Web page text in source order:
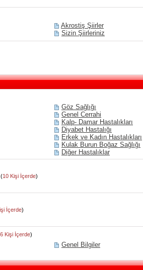
Akrostiş Şiirler
Sizin Şiirleriniz
Göz Sağlığı
Genel Cerrahi
Kalp- Damar Hastalıkları
Diyabet Hastalığı
Erkek ve Kadın Hastalıkları
Kulak Burun Boğaz Sağlığı
Diğer Hastalıklar
(10 Kişi İçerde)
İçerde)
Kişi İçerde)
Genel Bilgiler